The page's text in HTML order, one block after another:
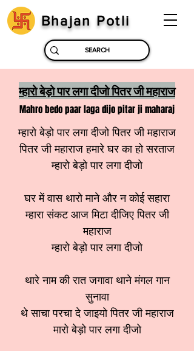
Bhajan Potli
म्हारो बेड़ो पार लगा दीजो पितर जी महाराज
Mahro bedo paar laga dijo pitar ji maharaj
म्हारो बेड़ो पार लगा दीजो पितर जी महाराज
पितर जी महाराज हमारे घर का हो सरताज
म्हारो बेड़ो पार लगा दीजो
घर में वास थारो माने और न कोई सहारा
म्हारा संकट आज मिटा दीजिए पितर जी
महाराज
म्हारो बेड़ो पार लगा दीजो
थारे नाम की रात जगावा थाने मंगल गान
सुनावा
थे साचा परचा दे जाइयो पितर जी महाराज
मारो बेड़ो पार लगा दीजो